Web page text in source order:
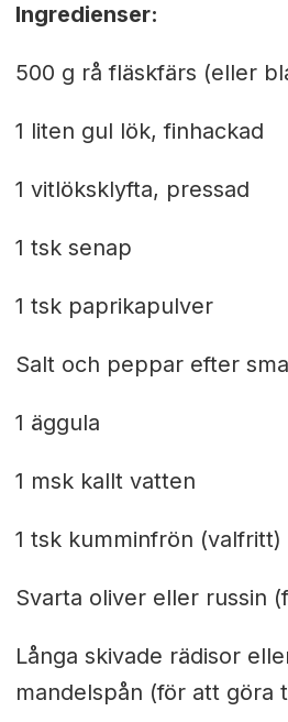
Ingredienser:
500 g rå fläskfärs (eller
1 liten gul lök, finhackad
1 vitlöksklyfta, pressad
1 tsk senap
1 tsk paprikapulver
Salt och peppar efter
1 äggula
1 msk kallt vatten
1 tsk kumminfrön (valfritt)
Svarta oliver eller russin
Långa skivade rädisor
mandelspån (för att göra